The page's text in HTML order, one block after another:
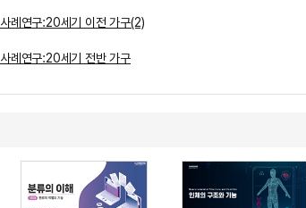
사례연구:20세기 이전 가구(2)
사례연구:20세기 전반 가구